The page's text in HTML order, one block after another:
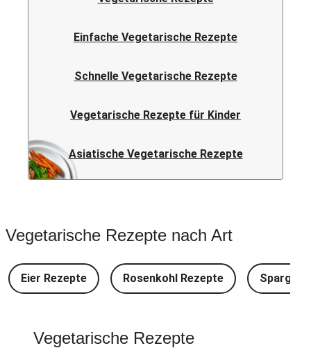
Einfache Vegetarische Rezepte
Schnelle Vegetarische Rezepte
Vegetarische Rezepte für Kinder
Asiatische Vegetarische Rezepte
Vegetarische Rezepte nach Art
Eier Rezepte Rosenkohl Rezepte Spargel
Vegetarische Rezepte